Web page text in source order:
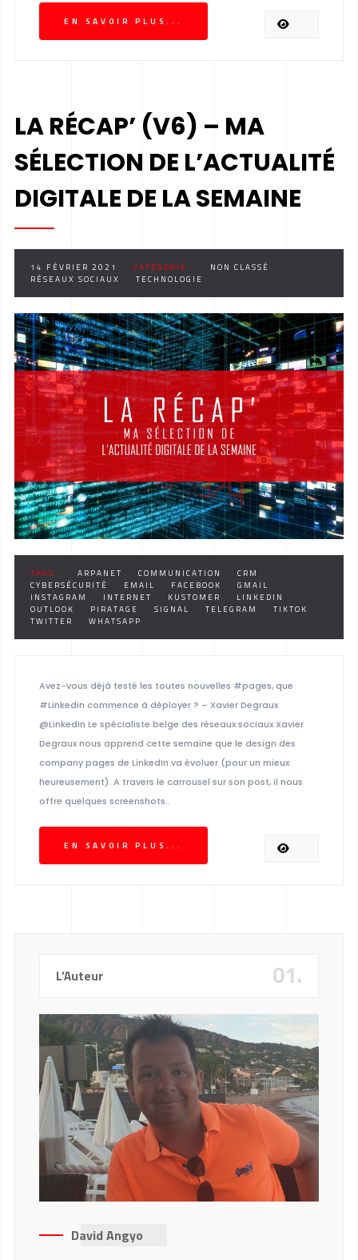
EN SAVOIR PLUS...
LA RÉCAP’ (V6) – MA
SÉLECTION DE L’ACTUALITÉ
DIGITALE DE LA SEMAINE
14 FÉVRIER 2021 CATÉGORIE :
NON CLASSÉ
RÉSEAUX SOCIAUX
TECHNOLOGIE
TAGS : ARPANET COMMUNICATION
CRM
CYBERSÉCURITÉ
EMAIL FACEBOOK
GMAIL
INSTAGRAM
INTERNET KUSTOMER
LINKEDIN
OUTLOOK
PIRATAGE SIGNAL TELEGRAM
TIKTOK
TWITTER
WHATSAPP
Avez-vous déjà testé les toutes nouvelles #pages, que
#Linkedin commence à déployer ? – Xavier Degraux
@LinkedIn Le spécialiste belge des réseaux sociaux Xavier
Degraux nous apprend cette semaine que le design des
company pages de LinkedIn va évoluer (pour un mieux
heureusement). A travers le carrousel sur son post, il nous
offre quelques screenshots..
EN SAVOIR PLUS...
L’Auteur 01.
David Angyo